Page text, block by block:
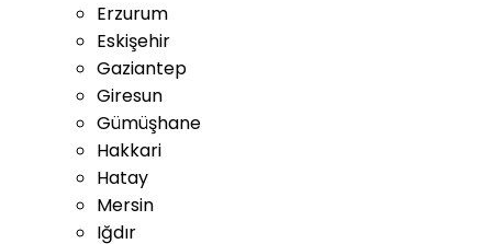
Erzurum
Eskişehir
Gaziantep
Giresun
Gümüşhane
Hakkari
Hatay
Mersin
Iğdır